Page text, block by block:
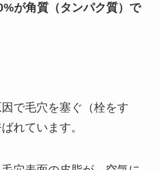
が角質（タンパク質）で
。
穴を塞ぐ（栓をす
れています。